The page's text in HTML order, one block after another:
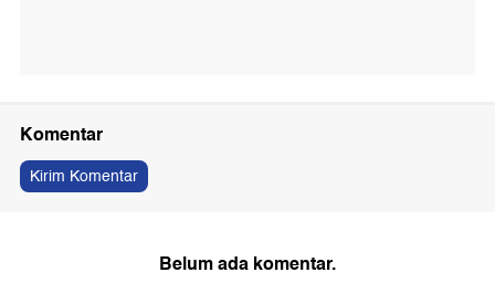
Komentar
Kirim Komentar
Belum ada komentar.